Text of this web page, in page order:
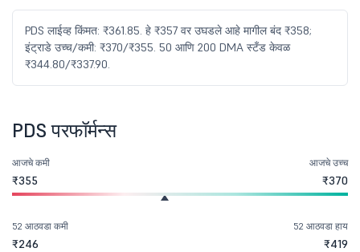
PDS लाईव्ह किंमत: ₹361.85. हे ₹357 वर उघडले आहे मागील बंद ₹358;
इंट्राडे उच्च/कमी: ₹370/₹355. 50 आणि 200 DMA स्टँड केवळ
₹344.80/₹337.90.
PDS परफॉर्मन्स
आजचे कमी
₹355
आजचे उच्च
₹370
52 आठवडा कमी
₹246
52 आठवडा हाय
₹419